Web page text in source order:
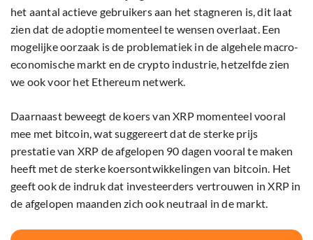
het aantal actieve gebruikers aan het stagneren is, dit laat
zien dat de adoptie momenteel te wensen overlaat. Een
mogelijke oorzaak is de problematiek in de algehele macro-
economische markt en de crypto industrie, hetzelfde zien
we ook voor het Ethereum netwerk.
Daarnaast beweegt de koers van XRP momenteel vooral
mee met bitcoin, wat suggereert dat de sterke prijs
prestatie van XRP de afgelopen 90 dagen vooral te maken
heeft met de sterke koersontwikkelingen van bitcoin. Het
geeft ook de indruk dat investeerders vertrouwen in XRP in
de afgelopen maanden zich ook neutraal in de markt.